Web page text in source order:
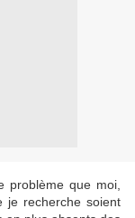
problème que moi,
je recherche soient